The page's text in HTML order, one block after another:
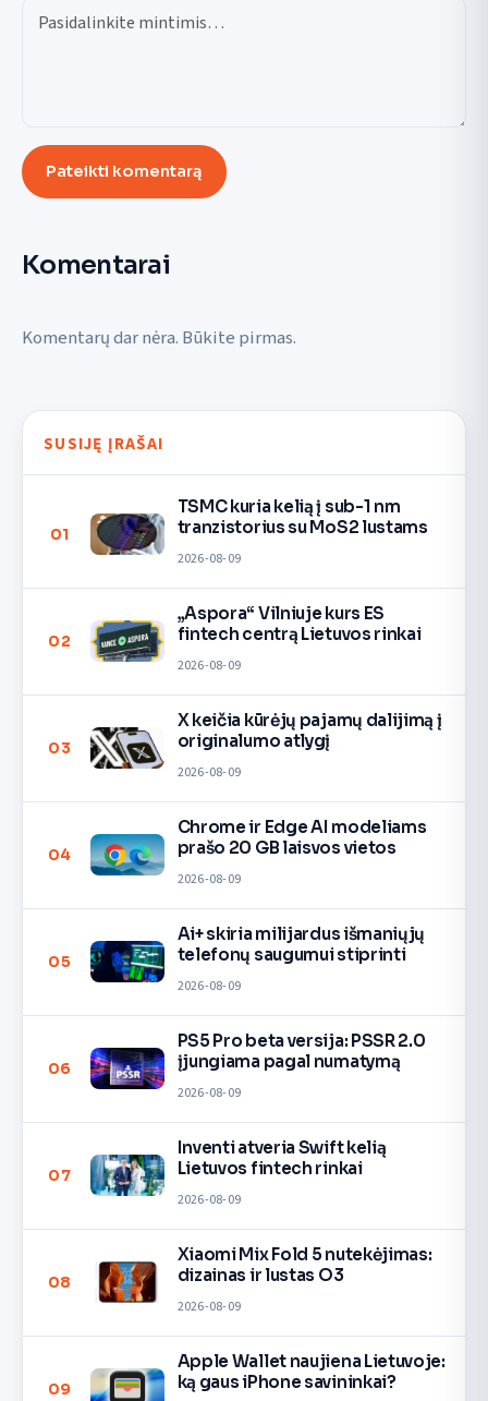
Pateikti komentarą
Komentarai
Komentarų dar nėra. Būkite pirmas.
SUSIJĘ ĮRAŠAI
01
TSMC kuria kelią į sub-1 nm
tranzistorius su MoS2 lustams
2026-08-09
02
„Aspora“ Vilniuje kurs ES
fintech centrą Lietuvos rinkai
2026-08-09
03
X keičia kūrėjų pajamų dalijimą į
originalumo atlygį
2026-08-09
04
Chrome ir Edge AI modeliams
prašo 20 GB laisvos vietos
2026-08-09
05
Ai+ skiria milijardus išmaniųjų
telefonų saugumui stiprinti
2026-08-09
06
PS5 Pro beta versija: PSSR 2.0
įjungiama pagal numatymą
2026-08-09
07
Inventi atveria Swift kelią
Lietuvos fintech rinkai
2026-08-09
08
Xiaomi Mix Fold 5 nutekėjimas:
dizainas ir lustas O3
2026-08-09
09
Apple Wallet naujiena Lietuvoje:
ką gaus iPhone savininkai?